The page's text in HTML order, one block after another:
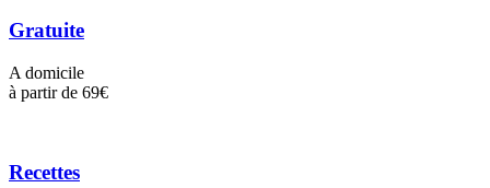
Gratuite
A domicile
à partir de 69€
Recettes